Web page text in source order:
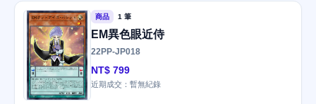
商品 1 筆
EM異色眼近侍
22PP-JP018
NT$ 799
近期成交：暫無紀錄